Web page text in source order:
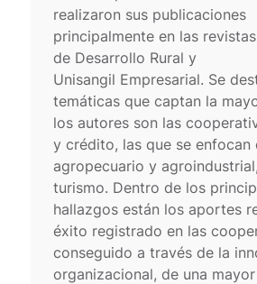
realizaron sus publicaciones
principalmente en las
de Desarrollo Rural y
Unisangil Empresarial. Se
temáticas que captan la
los autores son las
y crédito, las que se enfocan
agropecuario y
turismo. Dentro de los
hallazgos están los aportes
éxito registrado en las
conseguido a través de la
organizacional, de una